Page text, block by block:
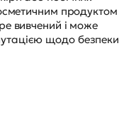
продуктом
вивчений і може
щодо безпеки